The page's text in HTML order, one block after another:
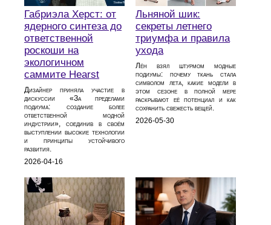
Габриэла Херст: от
ядерного синтеза до
ответственной
роскоши на
экологичном
саммите Hearst
Дизайнер приняла участие в
дискуссии «За пределами
подиума: создание более
ответственной модной
индустрии», соединив в своём
выступлении высокие технологии
и принципы устойчивого
развития.
2026-04-16
Льняной шик:
секреты летнего
триумфа и правила
ухода
Лён взял штурмом модные
подиумы: почему ткань стала
символом лета, какие модели в
этом сезоне в полной мере
раскрывают её потенциал и как
сохранить свежесть вещей.
2026-05-30